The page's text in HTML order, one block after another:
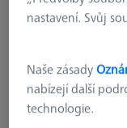
nastavení. Svůj
Naše zásady
nabízejí další
technologie.